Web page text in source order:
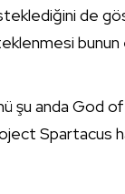
de
şu anda
Spartacus